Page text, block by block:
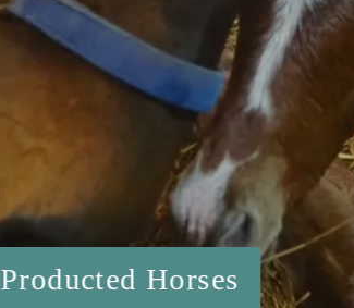
Producted Horses